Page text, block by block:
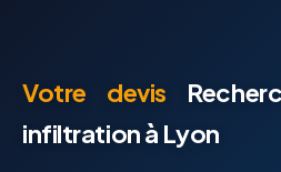
Votre devis
infiltration à Lyon